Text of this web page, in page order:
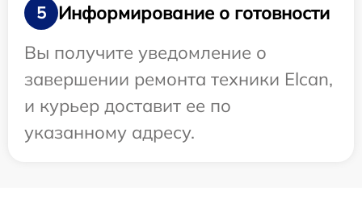
5
Информирование о готовности
Вы получите уведомление о
завершении ремонта техники Elcan,
и курьер доставит ее по
указанному адресу.